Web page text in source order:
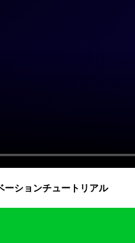
ーションチュートリアル